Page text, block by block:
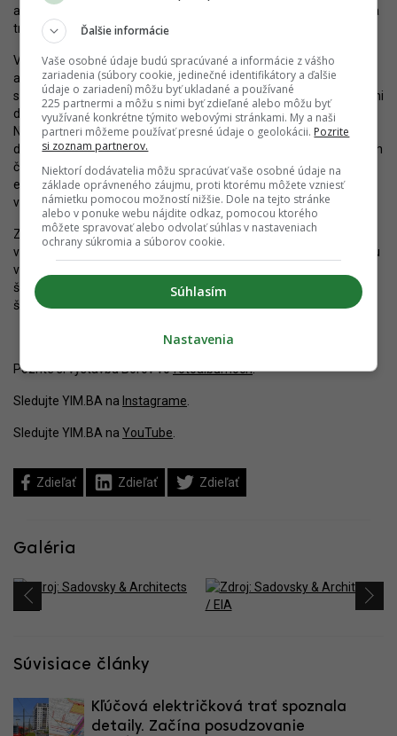
ako
alebo Rakyta od developera Lucron. Rozvoj územia
treba dobre nastaviť už dnes.
Vznik mohutnej osídlenej oblasti nesmie byť záťažou pre mesto,
ale jeho vhodným doplnením. Dôležité je, aby tu vzniklo
subcentrum s vybavenosťou a pracoviskami, dobrými možnosťami
dochádzky, ale aj s vynikajúcim spojením do centra Bratislavy.
Nové štvrte musia byť polyfunkčné a poskytovať čo najmenej
dôvodov na to, aby ich obyvatelia dochádzali automobilmi do iných
častí metropoly aj susedstva. A v neposlednom rade, mali by aj
efektívne využívať priestor tak, aby bolo zaberanie voľnej krajiny
vyvážené inými benefitmi.
Zatiaľ sa však zdá, že sa z týchto cieľov veľa nesplní. Doterajší
vývoj Borov nedáva veľa dôvodov pre optimizmus. Čas pre zmenu
však ešte ostáva. Bola by veľká škoda, keby Bratislava nevyužila
šancu a nevytvorila podmienky pre vznik kvalitnej a dostupnej
štvrte s dobrými podmienkami pre život.
Pozrite si výstavbu Borov vofotoalbumoch.
Sledujte YIM.BA na Instagrame
Sledujte YIM.BA na YouTube
Zdieľať Zdieľať Zdieľať
Galéria
Súvisiace články
Kľúčová električková trať spoznala
detaily. Začína posudzovanie
Ďalšie informácie
Vaše osobné údaje budú spracúvané a informácie z vášho
zariadenia (súbory cookie, jedinečné identifikátory a ďalšie
údaje o zariadení) môžu byť ukladané a používané
225 partnermi a môžu s nimi byť zdieľané alebo môžu byť
využívané konkrétne týmito webovými stránkami. My a naši
partneri môžeme používať presné údaje o geolokácii. Pozrite
si zoznam partnerov.
Niektorí dodávatelia môžu spracúvať vaše osobné údaje na
základe oprávneného záujmu, proti ktorému môžete vzniesť
námietku pomocou možností nižšie. Dole na tejto stránke
alebo v ponuke webu nájdite odkaz, pomocou ktorého
môžete spravovať alebo odvolať súhlas v nastaveniach
ochrany súkromia a súborov cookie.
Súhlasím
Nastavenia